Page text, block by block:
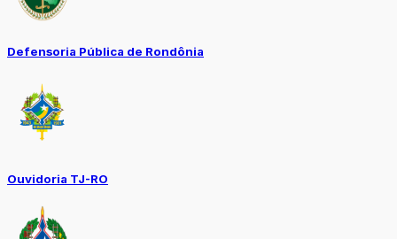
Defensoria Pública de Rondônia
Ouvidoria TJ-RO